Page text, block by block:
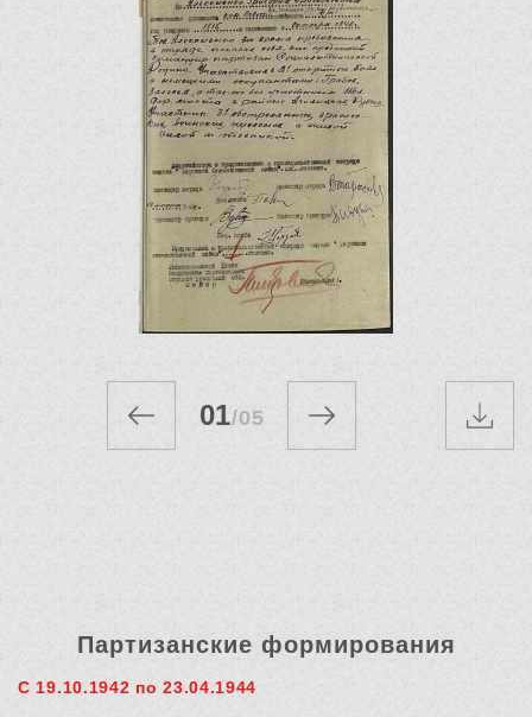
01/05
Партизанские формирования
С 19.10.1942 по 23.04.1944